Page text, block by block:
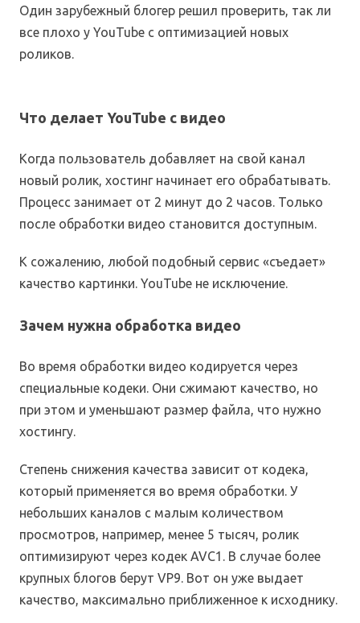
Один зарубежный блогер решил проверить, так ли
все плохо у YouTube с оптимизацией новых
роликов.
Что делает YouTube с видео
Когда пользователь добавляет на свой канал
новый ролик, хостинг начинает его обрабатывать.
Процесс занимает от 2 минут до 2 часов. Только
после обработки видео становится доступным.
К сожалению, любой подобный сервис «съедает»
качество картинки. YouTube не исключение.
Зачем нужна обработка видео
Во время обработки видео кодируется через
специальные кодеки. Они сжимают качество, но
при этом и уменьшают размер файла, что нужно
хостингу.
Степень снижения качества зависит от кодека,
который применяется во время обработки. У
небольших каналов с малым количеством
просмотров, например, менее 5 тысяч, ролик
оптимизируют через кодек AVC1. В случае более
крупных блогов берут VP9. Вот он уже выдает
качество, максимально приближенное к исходнику.